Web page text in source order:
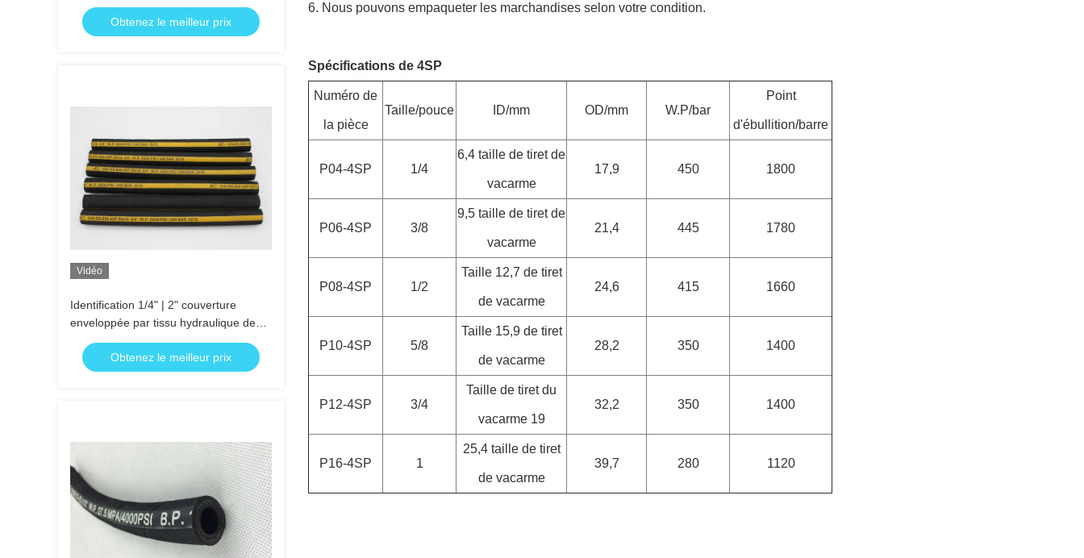
haute pression 4
Obtenez le meilleur prix
Vidéo
Identification 1/4" | 2" couverture
enveloppée par tissu hydraulique de
noir de tuyau de fil 4SP 4
Obtenez le meilleur prix
6. Nous pouvons empaqueter les marchandises selon votre condition.
Spécifications de 4SP
Numéro de
la pièce
Taille/pouce ID/mm OD/mm W.P/bar
Point
d'ébullition/barre
P04-4SP 1/4
6,4 taille de tiret de
vacarme
17,9 450 1800
P06-4SP 3/8
9,5 taille de tiret de
vacarme
21,4 445 1780
P08-4SP 1/2
Taille 12,7 de tiret
de vacarme
24,6 415 1660
P10-4SP 5/8
Taille 15,9 de tiret
de vacarme
28,2 350 1400
P12-4SP 3/4
Taille de tiret du
vacarme 19
32,2 350 1400
P16-4SP 1
25,4 taille de tiret
de vacarme
39,7 280 1120